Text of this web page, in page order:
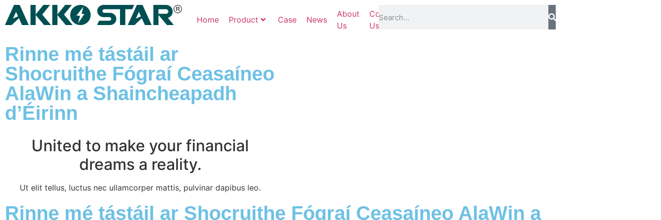
Home Product Case News
About
Us
Contact
Us
Rinne mé tástáil ar
Shocruithe Fógraí Ceasaíneo
AlaWin a Shaincheapadh
d’Éirinn
United to make your financial
dreams a reality.
Ut elit tellus, luctus nec ullamcorper mattis, pulvinar dapibus leo.
Rinne mé tástáil ar Shocruithe Fógraí Ceasaíneo AlaWin a